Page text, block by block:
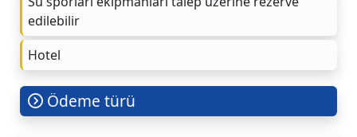
edilebilir
Hotel
Ödeme türü